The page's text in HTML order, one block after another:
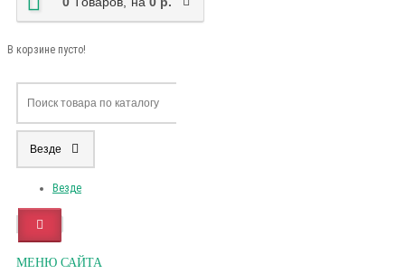
В корзине пусто!
Везде
Везде
МЕНЮ САЙТА